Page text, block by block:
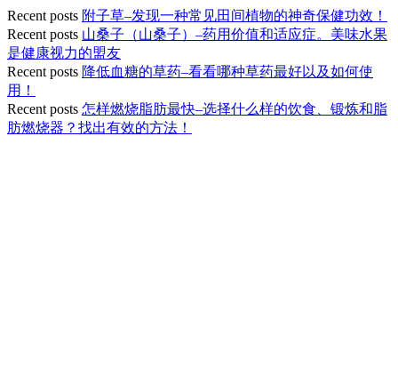
Recent posts 附子草–发现一种常见田间植物的神奇保健功效！
Recent posts 山桑子（山桑子）–药用价值和适应症。美味水果
是健康视力的盟友
Recent posts 降低血糖的草药–看看哪种草药最好以及如何使
用！
Recent posts 怎样燃烧脂肪最快–选择什么样的饮食、锻炼和脂
肪燃烧器？找出有效的方法！